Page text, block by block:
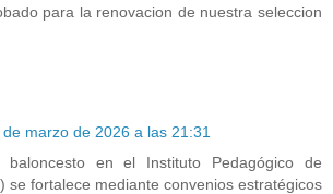
para la renovacion de nuestra seleccion
de marzo de 2026 a las 21:31
en el Instituto Pedagógico de
se fortalece mediante convenios estratégicos